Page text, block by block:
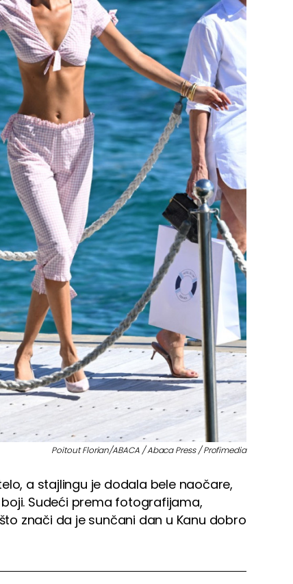
Poitout Florian/ABACA / Abaca Press / Profimedia
a stajlingu je dodala bele naočare,
Sudeći prema fotografijama,
znači da je sunčani dan u Kanu dobro